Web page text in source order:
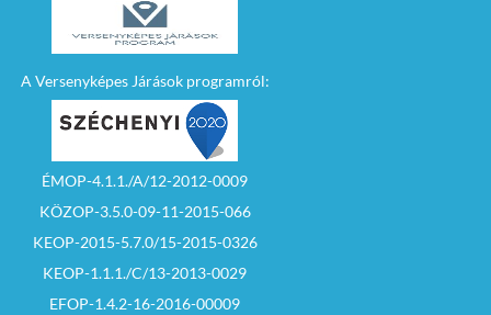
A Versenyképes Járások programról:
ÉMOP-4.1.1./A/12-2012-0009
KÖZOP-3.5.0-09-11-2015-066
KEOP-2015-5.7.0/15-2015-0326
KEOP-1.1.1./C/13-2013-0029
EFOP-1.4.2-16-2016-00009